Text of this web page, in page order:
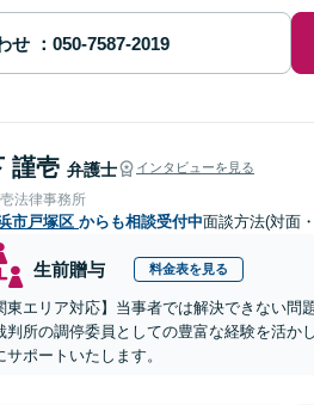
せ
謹壱 弁護士 インタビューを見る
法律事務所
市戸塚区 からも相談受付中面談方法(対面
生前贈与 料金表を見る
東エリア対応】当事者では解決できない
判所の調停委員としての豊富な経験を活か
サポートいたします。